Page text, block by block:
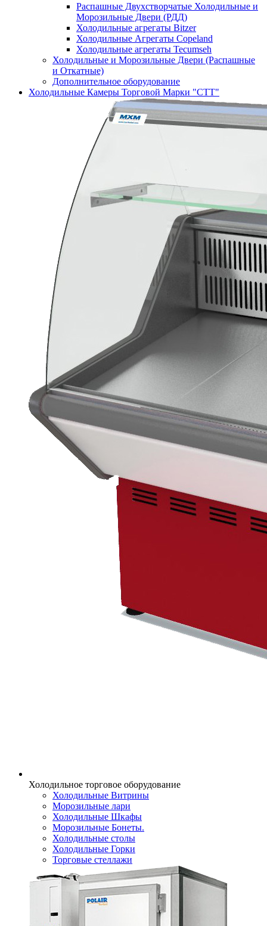
Распашные Двухстворчатые Холодильные и
Морозильные Двери (РДД)
Холодильные агрегаты Bitzer
Холодильные Агрегаты Copeland
Холодильные агрегаты Tecumseh
Холодильные и Морозильные Двери (Распашные
и Откатные)
Дополнительное оборудование
Холодильные Камеры Торговой Марки "СТТ"
Холодильное торговое оборудование
Холодильные Витрины
Морозильные лари
Холодильные Шкафы
Морозильные Бонеты.
Холодильные столы
Холодильные Горки
Торговые стеллажи